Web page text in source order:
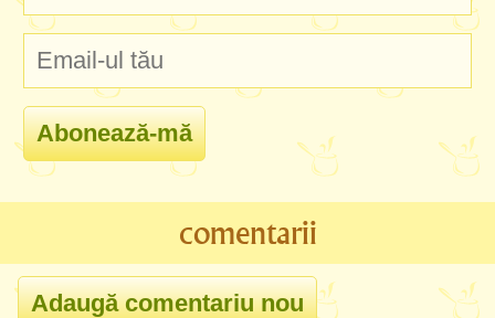
comentarii